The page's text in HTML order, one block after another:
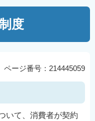
度
ページ番号：214445059
いて、消費者が契約